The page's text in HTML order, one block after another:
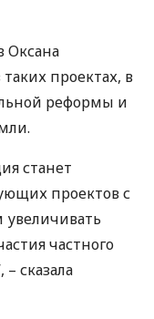
Оксана
проектах, в
реформы и
станет
проектов с
увеличивать
частного
сказала